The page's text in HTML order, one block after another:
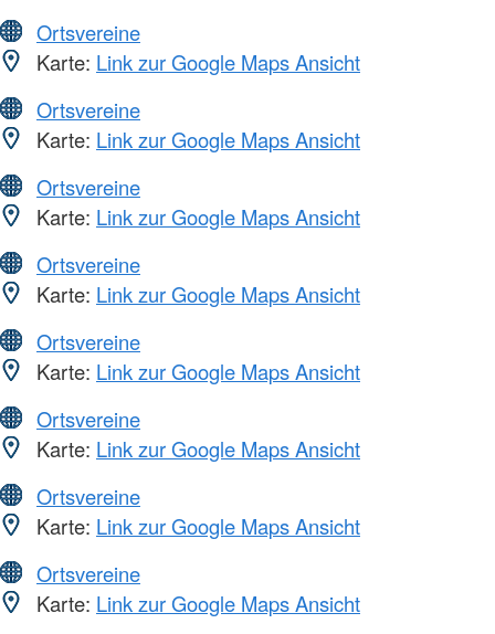
Ortsvereine
Karte: Link zur Google Maps Ansicht
Ortsvereine
Karte: Link zur Google Maps Ansicht
Ortsvereine
Karte: Link zur Google Maps Ansicht
Ortsvereine
Karte: Link zur Google Maps Ansicht
Ortsvereine
Karte: Link zur Google Maps Ansicht
Ortsvereine
Karte: Link zur Google Maps Ansicht
Ortsvereine
Karte: Link zur Google Maps Ansicht
Ortsvereine
Karte: Link zur Google Maps Ansicht